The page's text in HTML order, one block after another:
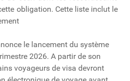
obligation. Cette liste inclut le
le lancement du système
2026. A partir de son
voyageurs de visa devront